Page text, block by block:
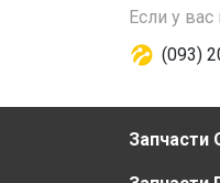
Если у
(093)
Запчасти